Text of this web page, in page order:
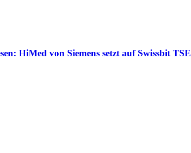
HiMed von Siemens setzt auf Swissbit TSE